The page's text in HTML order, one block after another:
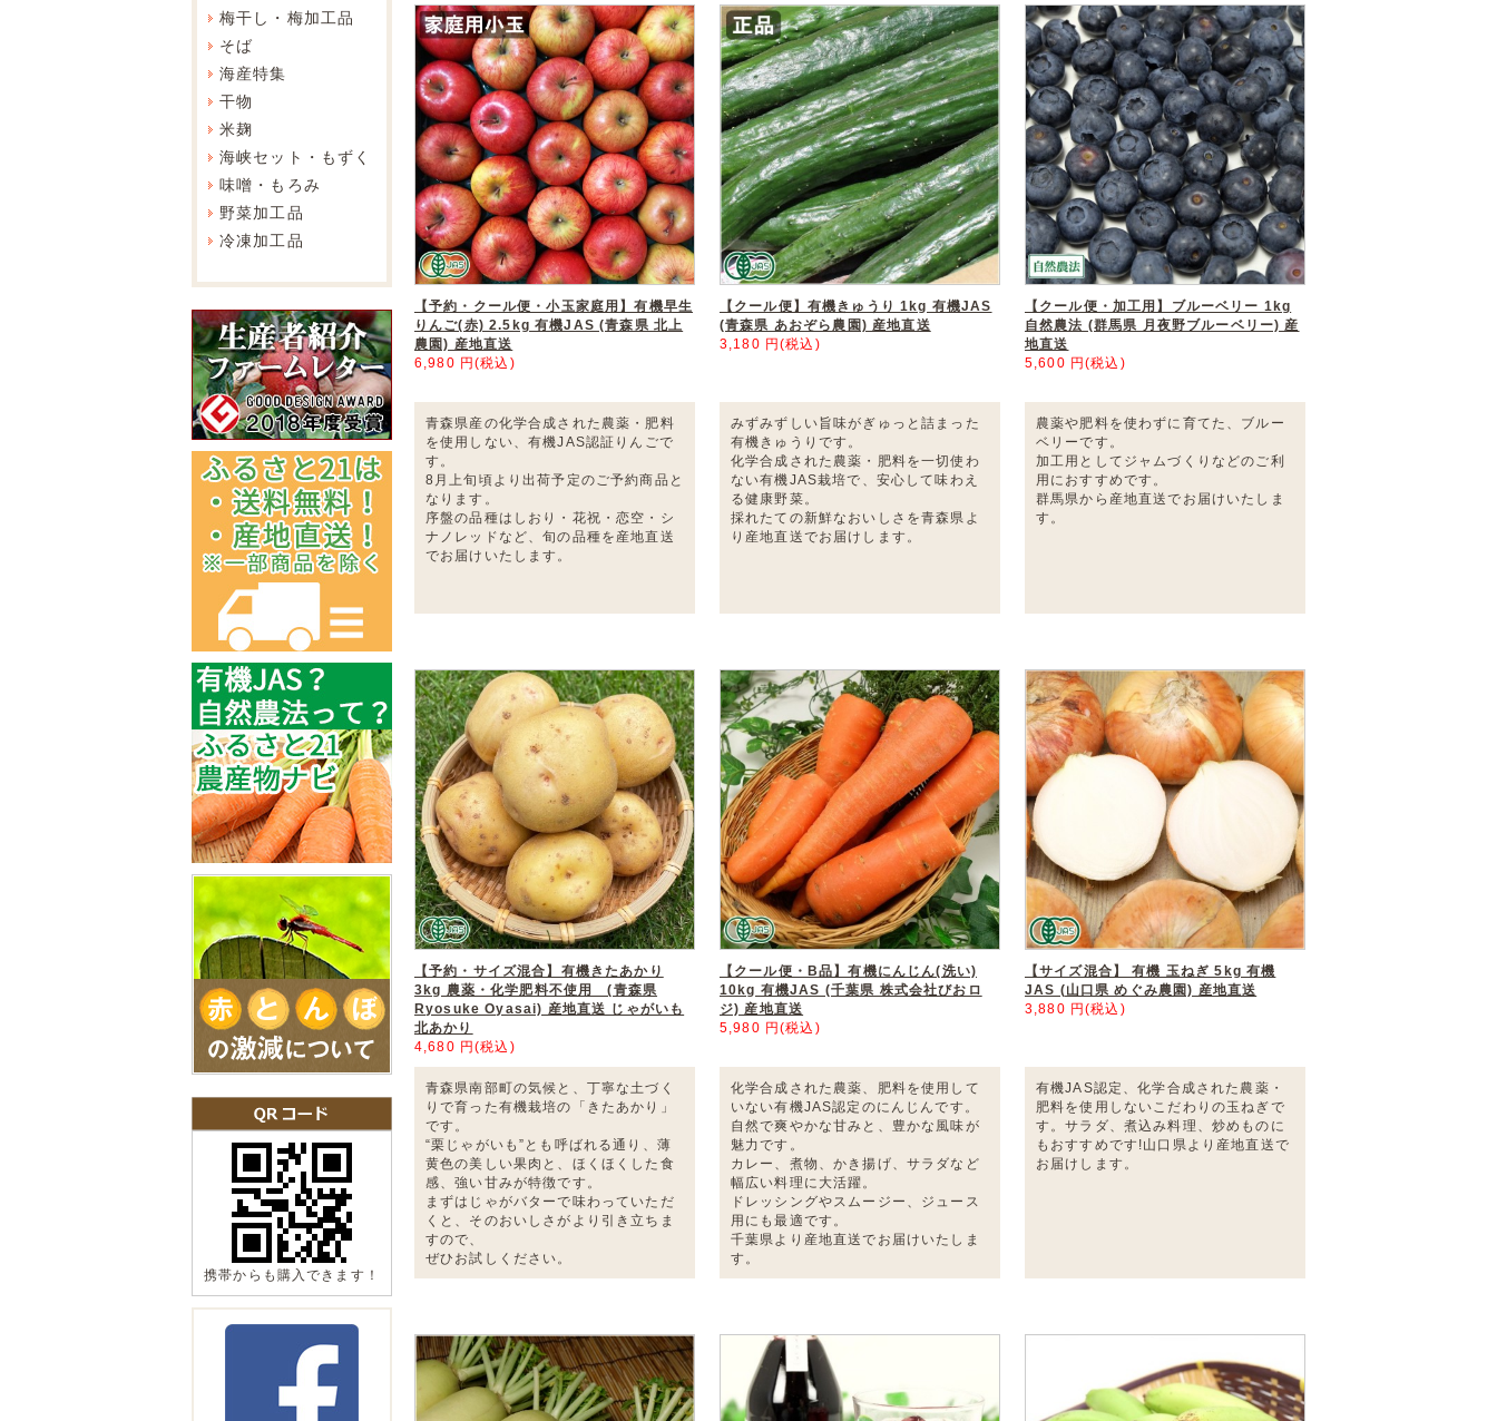
梅干し・梅加工品
そば
海産特集
干物
米麹
海峡セット・もずく
味噌・もろみ
野菜加工品
冷凍加工品
携帯からも購入できます！
【予約・クール便・小玉家庭用】有機早生
りんご(赤) 2.5kg 有機JAS (青森県 北上
農園) 産地直送
6,980 円(税込)
青森県産の化学合成された農薬・肥料
を使用しない、有機JAS認証りんごで
す。
8月上旬頃より出荷予定のご予約商品と
なります。
序盤の品種はしおり・花祝・恋空・シ
ナノレッドなど、旬の品種を産地直送
でお届けいたします。
【クール便】有機きゅうり 1kg 有機JAS
(青森県 あおぞら農園) 産地直送
3,180 円(税込)
みずみずしい旨味がぎゅっと詰まった
有機きゅうりです。
化学合成された農薬・肥料を一切使わ
ない有機JAS栽培で、安心して味わえ
る健康野菜。
採れたての新鮮なおいしさを青森県よ
り産地直送でお届けします。
【クール便・加工用】ブルーベリー 1kg
自然農法 (群馬県 月夜野ブルーベリー) 産
地直送
5,600 円(税込)
農薬や肥料を使わずに育てた、ブルー
ベリーです。
加工用としてジャムづくりなどのご利
用におすすめです。
群馬県から産地直送でお届けいたしま
す。
【予約・サイズ混合】有機きたあかり
3kg 農薬・化学肥料不使用 (青森県
Ryosuke Oyasai) 産地直送 じゃがいも
北あかり
4,680 円(税込)
青森県南部町の気候と、丁寧な土づく
りで育った有機栽培の「きたあかり」
です。
“栗じゃがいも”とも呼ばれる通り、薄
黄色の美しい果肉と、ほくほくした食
感、強い甘みが特徴です。
まずはじゃがバターで味わっていただ
くと、そのおいしさがより引き立ちま
すので、
ぜひお試しください。
【クール便・B品】有機にんじん(洗い)
10kg 有機JAS (千葉県 株式会社びおロ
ジ) 産地直送
5,980 円(税込)
化学合成された農薬、肥料を使用して
いない有機JAS認定のにんじんです。
自然で爽やかな甘みと、豊かな風味が
魅力です。
カレー、煮物、かき揚げ、サラダなど
幅広い料理に大活躍。
ドレッシングやスムージー、ジュース
用にも最適です。
千葉県より産地直送でお届けいたしま
す。
【サイズ混合】 有機 玉ねぎ 5kg 有機
JAS (山口県 めぐみ農園) 産地直送
3,880 円(税込)
有機JAS認定、化学合成された農薬・
肥料を使用しないこだわりの玉ねぎで
す。サラダ、煮込み料理、炒めものに
もおすすめです!山口県より産地直送で
お届けします。